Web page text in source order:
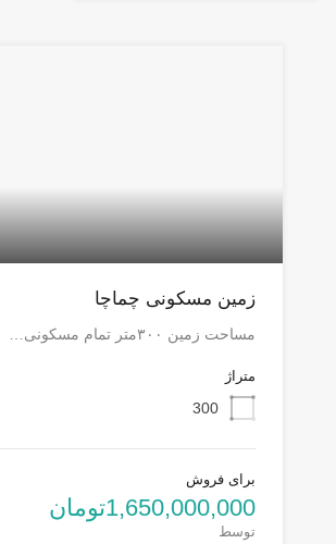
زمین مسکونی چماچا
مساحت زمین ۳۰۰متر تمام مسکونی…
متراژ
300
برای فروش
1,650,000,000تومان
توسط